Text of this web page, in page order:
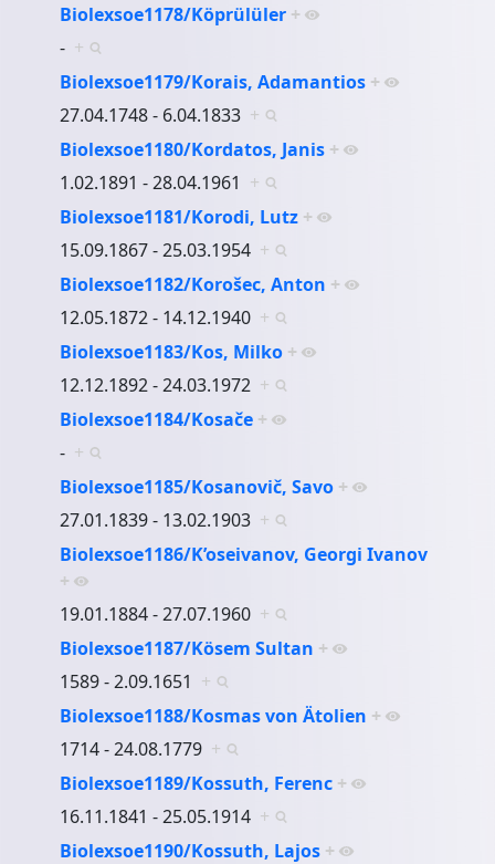
Biolexsoe1178/Köprülüler +
- +
Biolexsoe1179/Korais, Adamantios +
27.04.1748 - 6.04.1833 +
Biolexsoe1180/Kordatos, Janis +
1.02.1891 - 28.04.1961 +
Biolexsoe1181/Korodi, Lutz +
15.09.1867 - 25.03.1954 +
Biolexsoe1182/Korošec, Anton +
12.05.1872 - 14.12.1940 +
Biolexsoe1183/Kos, Milko +
12.12.1892 - 24.03.1972 +
Biolexsoe1184/Kosače +
- +
Biolexsoe1185/Kosanovič, Savo +
27.01.1839 - 13.02.1903 +
Biolexsoe1186/K’oseivanov, Georgi Ivanov
+
19.01.1884 - 27.07.1960 +
Biolexsoe1187/Kösem Sultan +
1589 - 2.09.1651 +
Biolexsoe1188/Kosmas von Ätolien +
1714 - 24.08.1779 +
Biolexsoe1189/Kossuth, Ferenc +
16.11.1841 - 25.05.1914 +
Biolexsoe1190/Kossuth, Lajos +